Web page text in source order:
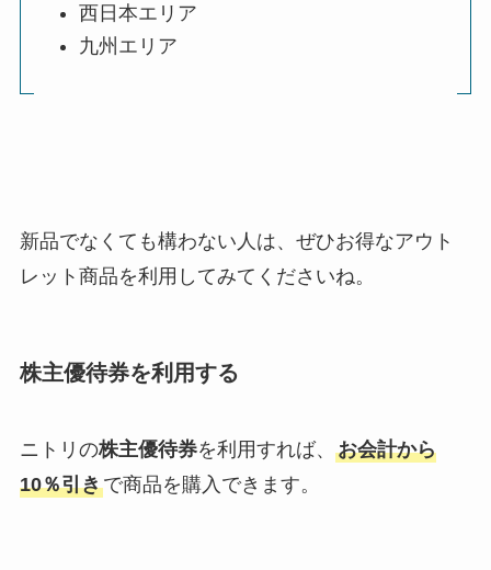
西日本エリア
九州エリア
新品でなくても構わない人は、ぜひお得なアウト
レット商品を利用してみてくださいね。
株主優待券を利用する
ニトリの株主優待券を利用すれば、 お会計から
10％引きで商品を購入できます。